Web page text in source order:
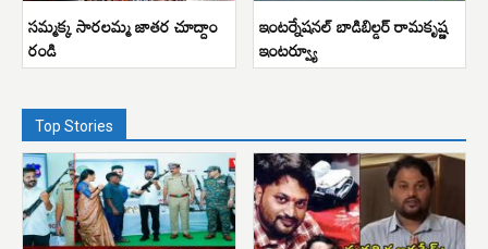
సమ్మక్క సారలమ్మ జాతర చూద్దాం
రండి
ఇంటర్నేషనల్ బాడిబిల్డర్ రామకృష్ణ
ఇంటర్వ్యూ
Top Stories